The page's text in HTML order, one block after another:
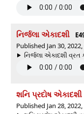
નિર્જલા એકાદશી
Published Jan 30,
નિર્જલા એકાદશી વ્રત
શનિ પ્રદોષ એકાદશી
Published Jan 28,